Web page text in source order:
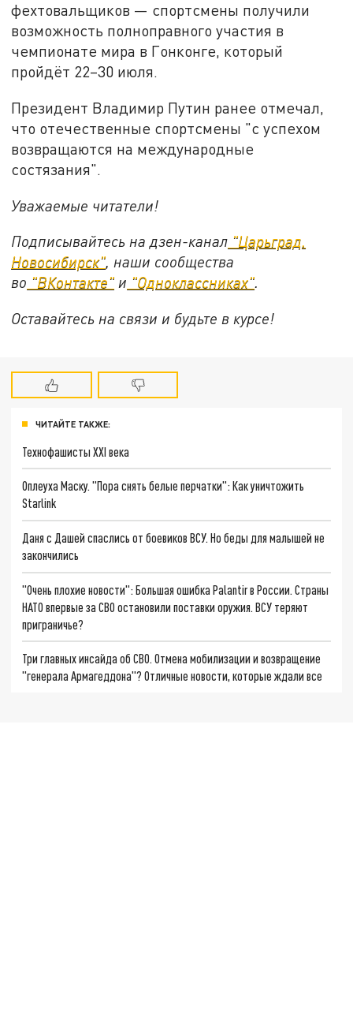
фехтовальщиков — спортсмены получили
возможность полноправного участия в
чемпионате мира в Гонконге, который
пройдёт 22–30 июля.
Президент Владимир Путин ранее отмечал,
что отечественные спортсмены "с успехом
возвращаются на международные
состязания".
Уважаемые читатели!
Подписывайтесь на дзен-канал "Царьград.
Новосибирск", наши сообщества
во "ВКонтакте" и "Одноклассниках".
Оставайтесь на связи и будьте в курсе!
ЧИТАЙТЕ ТАКЖЕ:
Технофашисты XXI века
Оплеуха Маску. "Пора снять белые перчатки": Как уничтожить
Starlink
Даня с Дашей спаслись от боевиков ВСУ. Но беды для малышей не
закончились
"Очень плохие новости": Большая ошибка Palantir в России. Страны
НАТО впервые за СВО остановили поставки оружия. ВСУ теряют
приграничье?
Три главных инсайда об СВО. Отмена мобилизации и возвращение
"генерала Армагеддона"? Отличные новости, которые ждали все